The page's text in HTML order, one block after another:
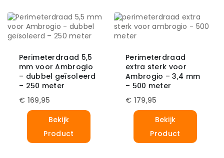
Perimeterdraad 5,5
mm voor Ambrogio
– dubbel geïsoleerd
– 250 meter
€ 169,95
Bekijk
Product
Perimeterdraad
extra sterk voor
Ambrogio – 3,4 mm
– 500 meter
€ 179,95
Bekijk
Product